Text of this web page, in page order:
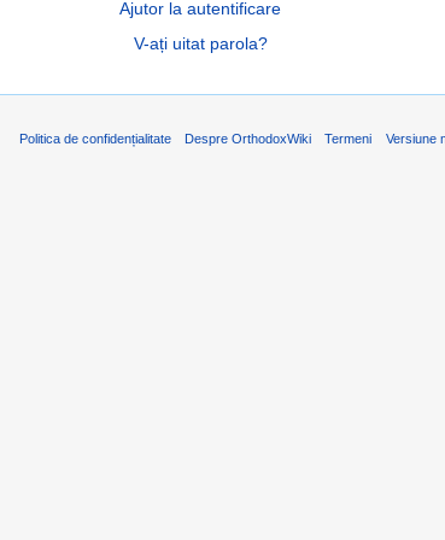
Ajutor la autentificare
V-ați uitat parola?
Politica de confidențialitate Despre OrthodoxWiki Termeni Versiune